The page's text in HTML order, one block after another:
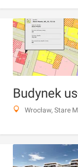
Wrocław, Stare